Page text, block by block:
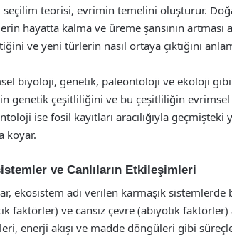
seçilim teorisi, evrimin temelini oluşturur.
hayatta kalma ve üreme şansının
ve yeni türlerin nasıl ortaya çıktığını
biyoloji, genetik, paleontoloji ve ekoloji
genetik çeşitliliğini ve bu çeşitliliğin evrimsel
ise fosil kayıtları aracılığıyla
koyar.
ve Canlıların Etkileşimleri
ekosistem adı verilen karmaşık
faktörler) ve cansız çevre (abiyotik
enerji akışı ve madde döngüleri gibi